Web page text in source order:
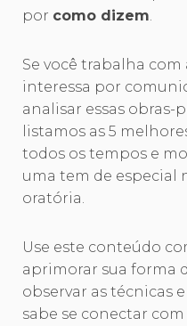
por como dizem.
Se você trabalha
interessa por
analisar essas obras-
listamos as 5
todos os tempos e
uma tem de especial
oratória.
Use este conteúdo
aprimorar sua forma
observar as técnicas
sabe se conectar